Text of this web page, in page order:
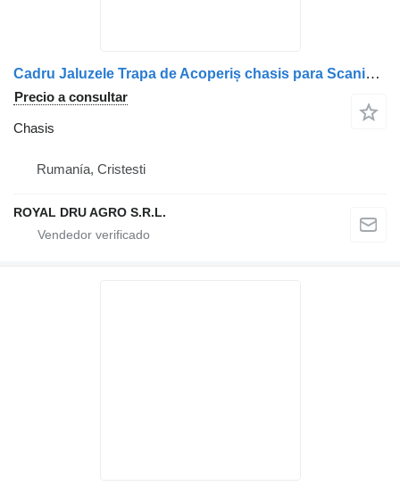
Cadru Jaluzele Trapa de Acoperiș chasis para Scania 2553475, 2641850, 2369609 camión
Precio a consultar
Chasis
Rumanía, Cristesti
ROYAL DRU AGRO S.R.L.